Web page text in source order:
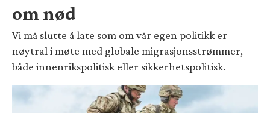
om nød
Vi må slutte å late som om vår egen politikk er
nøytral i møte med globale migrasjonsstrømmer,
både innenrikspolitisk eller sikkerhetspolitisk.